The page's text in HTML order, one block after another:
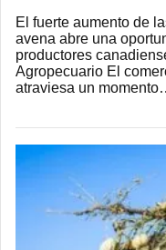
El fuerte aumento de
avena abre una
productores
Agropecuario El
atraviesa un